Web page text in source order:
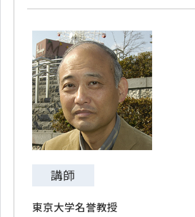
講師
東京大学名誉教授